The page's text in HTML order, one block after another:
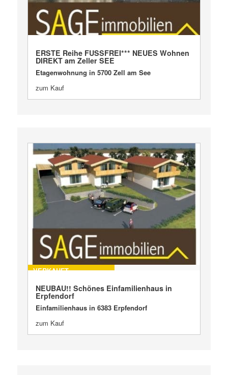
VERKAUFT
ERSTE Reihe FUSSFREI*** NEUES Wohnen
DIREKT am Zeller SEE
Etagenwohnung in 5700 Zell am See
zum Kauf
VERKAUFT
NEUBAU!! Schönes Einfamilienhaus in
Erpfendorf
Einfamilienhaus in 6383 Erpfendorf
zum Kauf